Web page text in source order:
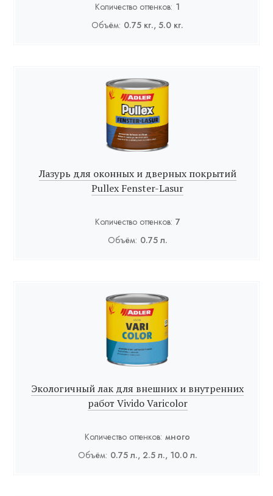
Количество оттенков: 1
Объём: 0.75 кг., 5.0 кг.
Лазурь для оконных и дверных покрытий
Pullex Fenster-Lasur
Количество оттенков: 7
Объём: 0.75 л.
Экологичный лак для внешних и внутренних
работ Vivido Varicolor
Количество оттенков: много
Объём: 0.75 л., 2.5 л., 10.0 л.